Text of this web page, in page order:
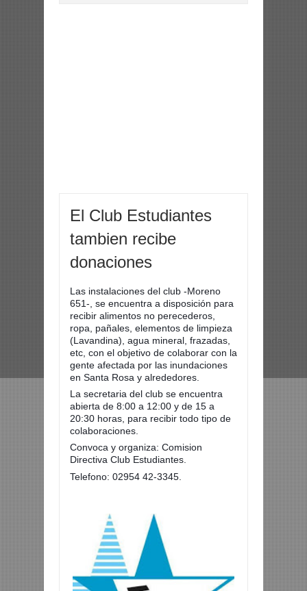
El Club Estudiantes
tambien recibe
donaciones
Las instalaciones del club -Moreno
651-, se encuentra a disposición para
recibir alimentos no perecederos,
ropa, pañales, elementos de limpieza
(Lavandina), agua mineral, frazadas,
etc, con el objetivo de colaborar con la
gente afectada por las inundaciones
en Santa Rosa y alrededores.
La secretaria del club se encuentra
abierta de 8:00 a 12:00 y de 15 a
20:30 horas, para recibir todo tipo de
colaboraciones.
Convoca y organiza: Comision
Directiva Club Estudiantes.
Telefono: 02954 42-3345.